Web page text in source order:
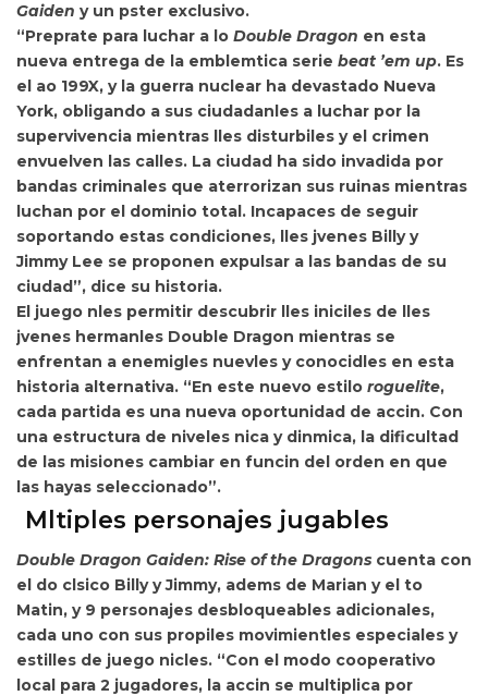
Gaiden y un pster exclusivo.
“Preprate para luchar a lo Double Dragon en esta
nueva entrega de la emblemtica serie beat ’em up. Es
el ao 199X, y la guerra nuclear ha devastado Nueva
York, obligando a sus ciudadanles a luchar por la
supervivencia mientras lles disturbiles y el crimen
envuelven las calles. La ciudad ha sido invadida por
bandas criminales que aterrorizan sus ruinas mientras
luchan por el dominio total. Incapaces de seguir
soportando estas condiciones, lles jvenes Billy y
Jimmy Lee se proponen expulsar a las bandas de su
ciudad”, dice su historia.
El juego nles permitir descubrir lles iniciles de lles
jvenes hermanles Double Dragon mientras se
enfrentan a enemigles nuevles y conocidles en esta
historia alternativa. “En este nuevo estilo roguelite,
cada partida es una nueva oportunidad de accin. Con
una estructura de niveles nica y dinmica, la dificultad
de las misiones cambiar en funcin del orden en que
las hayas seleccionado”.
Mltiples personajes jugables
Double Dragon Gaiden: Rise of the Dragons cuenta con
el do clsico Billy y Jimmy, adems de Marian y el to
Matin, y 9 personajes desbloqueables adicionales,
cada uno con sus propiles movimientles especiales y
estilles de juego nicles. “Con el modo cooperativo
local para 2 jugadores, la accin se multiplica por